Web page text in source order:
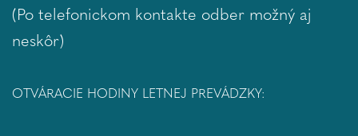
(Po telefonickom kontakte odber možný aj
neskôr)
OTVÁRACIE HODINY LETNEJ PREVÁDZKY: